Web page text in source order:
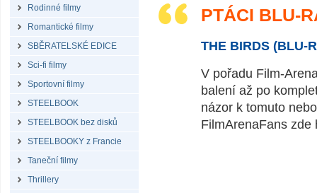
Rodinné filmy
Romantické filmy
SBĚRATELSKÉ EDICE
Sci-fi filmy
Sportovní filmy
STEELBOOK
STEELBOOK bez disků
STEELBOOKY z Francie
Taneční filmy
Thrillery
PTÁCI BLU-
THE BIRDS (BLU-
V pořadu Film-
balení až po
názor k tomuto
FilmArenaFans